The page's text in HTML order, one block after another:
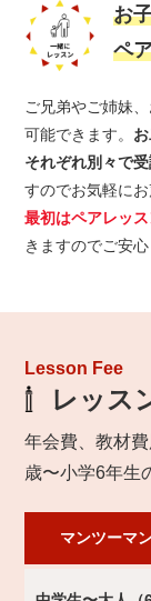
お
ペ
ご兄弟やご姉妹
可能できます。
それぞれ別々で
すのでお気軽にお
最初はペアレッ
きますのでご安心
Lesson Fee
レッス
年会費、教材
歳〜小学6年生
マンツーマ